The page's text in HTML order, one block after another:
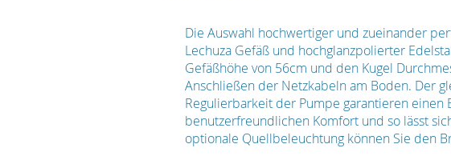
Die Auswahl hochwertiger und zueinander
Lechuza Gefäß und hochglanzpolierter
Gefäßhöhe von 56cm und den Kugel
Anschließen der Netzkabeln am Boden. Der
Regulierbarkeit der Pumpe garantieren einen
benutzerfreundlichen Komfort und so lässt
optionale Quellbeleuchtung können Sie den